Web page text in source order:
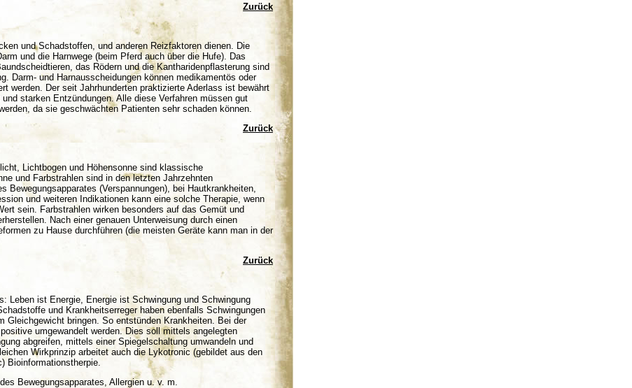
Zurück
und Schadstoffen, und anderen Reizfaktoren dienen. Die
und die Harnwege (beim Pferd auch über die Hufe). Das
das Rödern und die Kantharidenpflasterung sind
Darm- und Harnausscheidungen können medikamentös oder
werden. Der seit Jahrhunderten praktizierte Aderlass ist bewährt
starken Entzündungen. Alle diese Verfahren müssen gut
da sie geschwächten Patienten sehr schaden können.
Zurück
Lichtbogen und Höhensonne sind klassische
und Farbstrahlen sind in den letzten Jahrzehnten
Bewegungsapparates (Verspannungen), bei Hautkrankheiten,
und weiteren Indikationen kann eine solche Therapie, wenn
sein. Farbstrahlen wirken besonders auf das Gemüt und
Nach einer genauen Unterweisung durch einen
zu Hause durchführen (die meisten Geräte kann man in der
Zurück
Leben ist Energie, Energie ist Schwingung und Schwingung
und Krankheitserreger haben ebenfalls Schwingungen
Gleichgewicht bringen. So entstünden Krankheiten. Bei der
umgewandelt werden. Dies soll mittels angelegten
abgreifen, mittels einer Spiegelschaltung umwandeln und
Wirkprinzip arbeitet auch die Lykotronic (gebildet aus den
Bioinformationstherpie.
Bewegungsapparates, Allergien u. v. m.